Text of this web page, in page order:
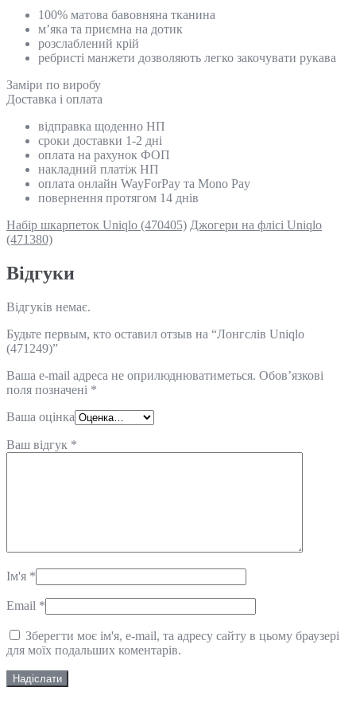
100% матова бавовняна тканина
м’яка та приємна на дотик
розслаблений крій
ребристі манжети дозволяють легко закочувати рукава
Замiри по виробу
Доставка і оплата
відправка щоденно НП
сроки доставки 1-2 дні
оплата на рахунок ФОП
накладний платіж НП
оплата онлайн WayForPay та Mono Pay
повернення протягом 14 днів
Набір шкарпеток Uniqlo (470405) Джогери на флісі Uniqlo
(471380)
Відгуки
Відгуків немає.
Будьте первым, кто оставил отзыв на “Лонгслів Uniqlo
(471249)”
Ваша e-mail адреса не оприлюднюватиметься. Обов’язкові
поля позначені *
Ваша оцінка
Ваш відгук *
Ім'я *
Email *
Зберегти моє ім'я, e-mail, та адресу сайту в цьому браузері
для моїх подальших коментарів.